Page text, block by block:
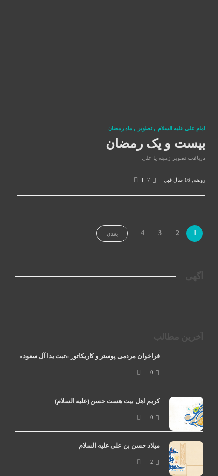
امام علی علیه السلام , تصاوير , ماه رمضان
بیست و یک رمضان
دریافت تصویر زمینه یا علی
روضه 16 سال قبل 7
1
2
3
4 بعدی
فراخوان مردمی پوستر و کاریکاتور «تبت یدا آل سعود»
0
کریم اهل بیت هست حسن (علیه السلام)
0
میلاد حسن بن علی علیه السلام
2